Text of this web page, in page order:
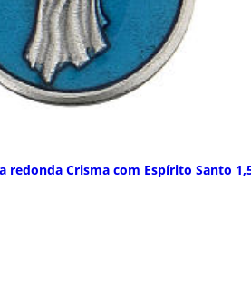
redonda Crisma com Espírito Santo